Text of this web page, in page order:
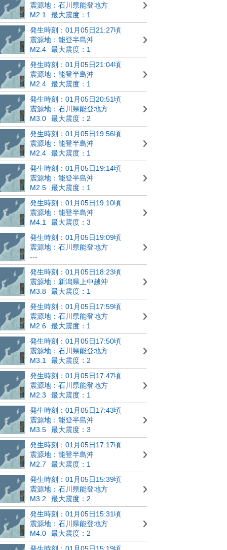
震源地：石川県能登地方
M2.1
最大震度：1
発生時刻：01月05日21:27頃
震源地：能登半島沖
M2.4
最大震度：1
発生時刻：01月05日21:04頃
震源地：能登半島沖
M2.4
最大震度：1
発生時刻：01月05日20:51頃
震源地：石川県能登地方
M3.0
最大震度：2
発生時刻：01月05日19:56頃
震源地：能登半島沖
M2.4
最大震度：1
発生時刻：01月05日19:14頃
震源地：能登半島沖
M2.5
最大震度：1
発生時刻：01月05日19:10頃
震源地：能登半島沖
M4.1
最大震度：3
発生時刻：01月05日19:09頃
震源地：石川県能登地方
---
発生時刻：01月05日18:23頃
震源地：新潟県上中越沖
M3.8
最大震度：1
発生時刻：01月05日17:59頃
震源地：石川県能登地方
M2.6
最大震度：1
発生時刻：01月05日17:50頃
震源地：石川県能登地方
M3.1
最大震度：2
発生時刻：01月05日17:47頃
震源地：石川県能登地方
M2.3
最大震度：1
発生時刻：01月05日17:43頃
震源地：能登半島沖
M3.5
最大震度：3
発生時刻：01月05日17:17頃
震源地：能登半島沖
M2.7
最大震度：1
発生時刻：01月05日15:39頃
震源地：石川県能登地方
M3.2
最大震度：2
発生時刻：01月05日15:31頃
震源地：石川県能登地方
M4.0
最大震度：2
発生時刻：01月05日15:19頃